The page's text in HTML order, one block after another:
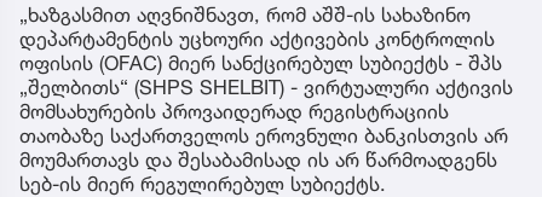
„ხაზგასმით აღვნიშნავთ, რომ აშშ-ის სახაზინო
დეპარტამენტის უცხოური აქტივების კონტროლის
ოფისის (OFAC) მიერ სანქცირებულ სუბიექტს - შპს
„შელბითს“ (SHPS SHELBIT) - ვირტუალური აქტივის
მომსახურების პროვაიდერად რეგისტრაციის
თაობაზე საქართველოს ეროვნული ბანკისთვის არ
მოუმართავს და შესაბამისად ის არ წარმოადგენს
სებ-ის მიერ რეგულირებულ სუბიექტს.